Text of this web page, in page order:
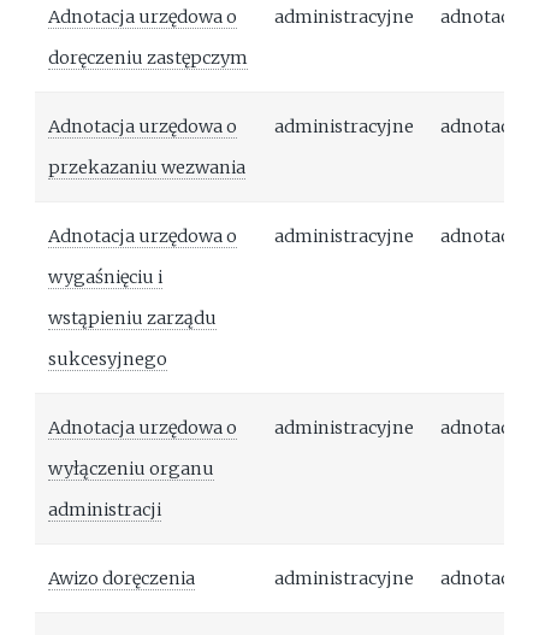
Adnotacja urzędowa o
doręczeniu zastępczym
administracyjne adnotacja
Adnotacja urzędowa o
przekazaniu wezwania
administracyjne adnotacja
Adnotacja urzędowa o
wygaśnięciu i
wstąpieniu zarządu
sukcesyjnego
administracyjne adnotacja
Adnotacja urzędowa o
wyłączeniu organu
administracji
administracyjne adnotacja
Awizo doręczenia administracyjne adnotacja